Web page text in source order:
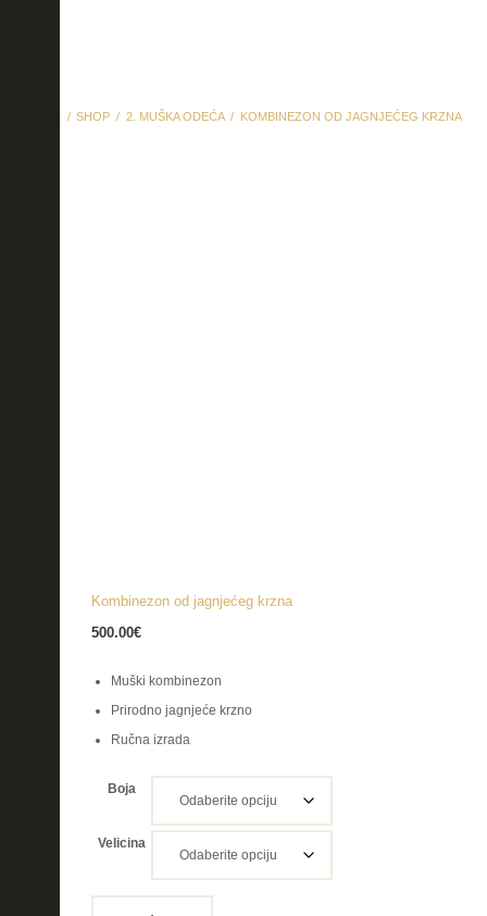
HOME SHOP 2. MUŠKA ODEĆA KOMBINEZON OD JAGNJEĆEG KRZNA
Kombinezon od jagnjećeg krzna
500.00€
Muški kombinezon
Prirodno jagnjeće krzno
Ručna izrada
Boja
Velicina